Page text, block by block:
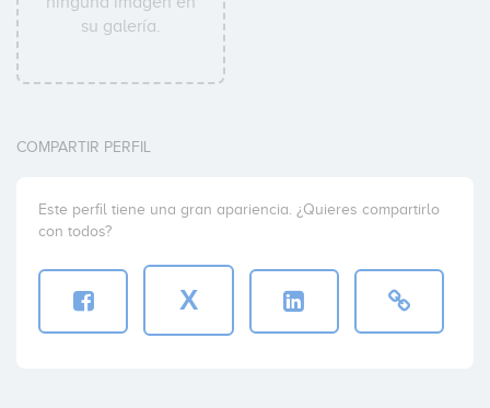
su galería.
COMPARTIR PERFIL
Este perfil tiene una gran apariencia. ¿Quieres compartirlo
con todos?
X